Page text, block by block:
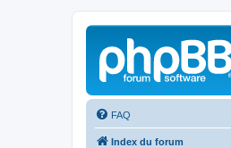
FAQ
Index du forum